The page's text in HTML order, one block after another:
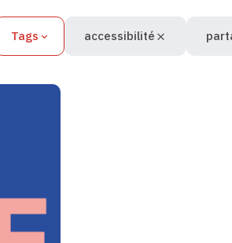
Tags accessibilité